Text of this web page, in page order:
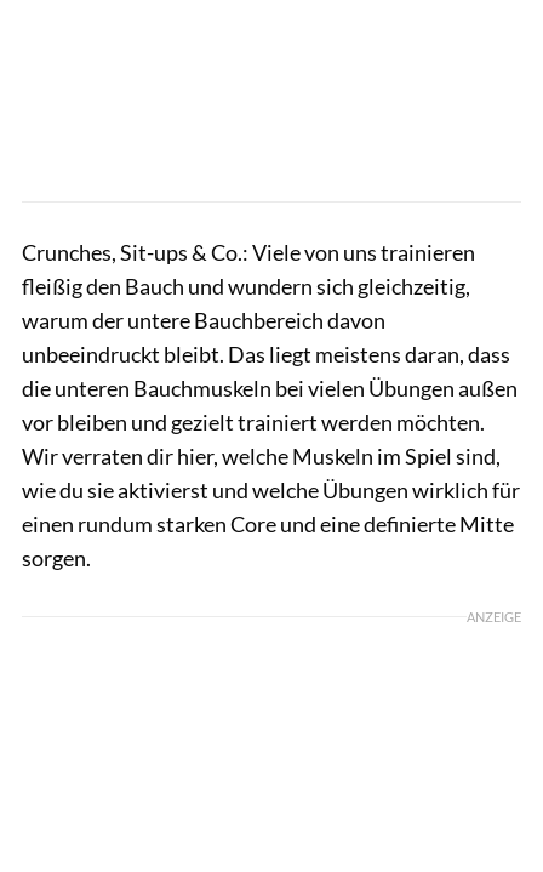
Crunches, Sit-ups & Co.: Viele von uns trainieren
fleißig den Bauch und wundern sich gleichzeitig,
warum der untere Bauchbereich davon
unbeeindruckt bleibt. Das liegt meistens daran, dass
die unteren Bauchmuskeln bei vielen Übungen außen
vor bleiben und gezielt trainiert werden möchten.
Wir verraten dir hier, welche Muskeln im Spiel sind,
wie du sie aktivierst und welche Übungen wirklich für
einen rundum starken Core und eine definierte Mitte
sorgen.
ANZEIGE